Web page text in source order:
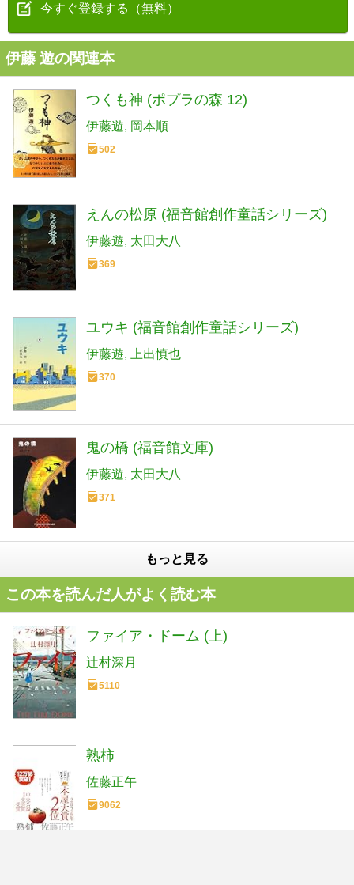
今すぐ登録する（無料）
伊藤 遊の関連本
つくも神 (ポプラの森 12)
伊藤遊 岡本順
502
えんの松原 (福音館創作童話シリーズ)
伊藤遊 太田大八
369
ユウキ (福音館創作童話シリーズ)
伊藤遊 上出慎也
370
鬼の橋 (福音館文庫)
伊藤遊 太田大八
371
もっと見る
この本を読んだ人がよく読む本
ファイア・ドーム (上)
辻村深月
5110
熟柿
佐藤正午
9062